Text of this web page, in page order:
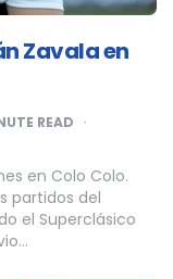
Zavala en
READ
en Colo Colo.
partidos del
el Superclásico